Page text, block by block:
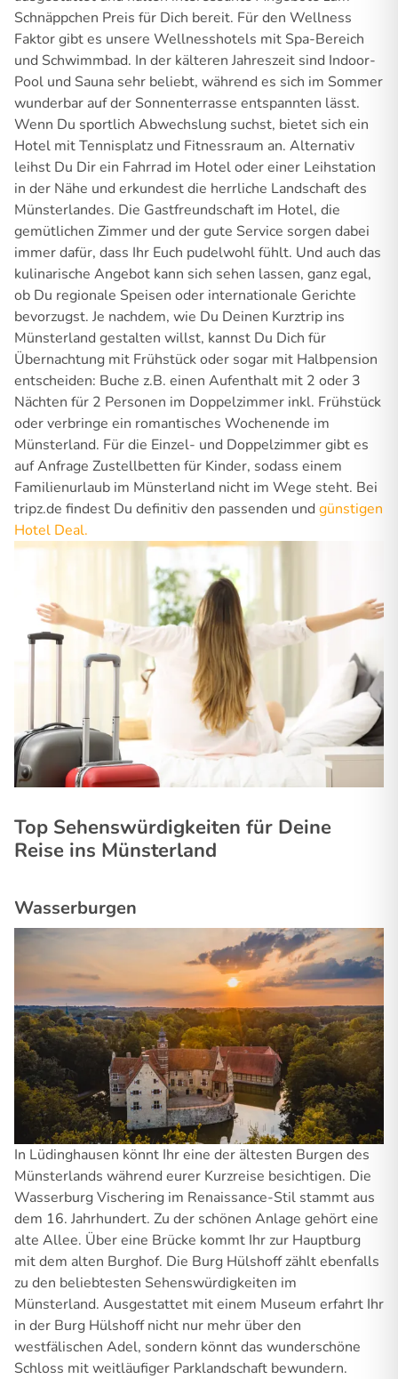
Schnäppchen Preis für Dich bereit. Für den Wellness
Faktor gibt es unsere Wellnesshotels mit Spa-Bereich
und Schwimmbad. In der kälteren Jahreszeit sind Indoor-
Pool und Sauna sehr beliebt, während es sich im Sommer
wunderbar auf der Sonnenterrasse entspannten lässt.
Wenn Du sportlich Abwechslung suchst, bietet sich ein
Hotel mit Tennisplatz und Fitnessraum an. Alternativ
leihst Du Dir ein Fahrrad im Hotel oder einer Leihstation
in der Nähe und erkundest die herrliche Landschaft des
Münsterlandes. Die Gastfreundschaft im Hotel, die
gemütlichen Zimmer und der gute Service sorgen dabei
immer dafür, dass Ihr Euch pudelwohl fühlt. Und auch das
kulinarische Angebot kann sich sehen lassen, ganz egal,
ob Du regionale Speisen oder internationale Gerichte
bevorzugst. Je nachdem, wie Du Deinen Kurztrip ins
Münsterland gestalten willst, kannst Du Dich für
Übernachtung mit Frühstück oder sogar mit Halbpension
entscheiden: Buche z.B. einen Aufenthalt mit 2 oder 3
Nächten für 2 Personen im Doppelzimmer inkl. Frühstück
oder verbringe ein romantisches Wochenende im
Münsterland. Für die Einzel- und Doppelzimmer gibt es
auf Anfrage Zustellbetten für Kinder, sodass einem
Familienurlaub im Münsterland nicht im Wege steht. Bei
tripz.de findest Du definitiv den passenden und günstigen
Hotel Deal.
Top Sehenswürdigkeiten für Deine
Reise ins Münsterland
Wasserburgen
In Lüdinghausen könnt Ihr eine der ältesten Burgen des
Münsterlands während eurer Kurzreise besichtigen. Die
Wasserburg Vischering im Renaissance-Stil stammt aus
dem 16. Jahrhundert. Zu der schönen Anlage gehört eine
alte Allee. Über eine Brücke kommt Ihr zur Hauptburg
mit dem alten Burghof. Die Burg Hülshoff zählt ebenfalls
zu den beliebtesten Sehenswürdigkeiten im
Münsterland. Ausgestattet mit einem Museum erfahrt Ihr
in der Burg Hülshoff nicht nur mehr über den
westfälischen Adel, sondern könnt das wunderschöne
Schloss mit weitläufiger Parklandschaft bewundern.